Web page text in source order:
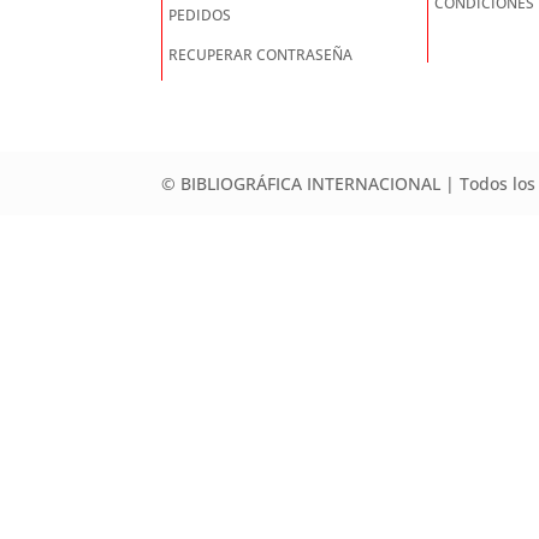
PEDIDOS
RECUPERAR CONTRASEÑA
© BIBLIOGRÁFICA INTERNACIONAL | Todos